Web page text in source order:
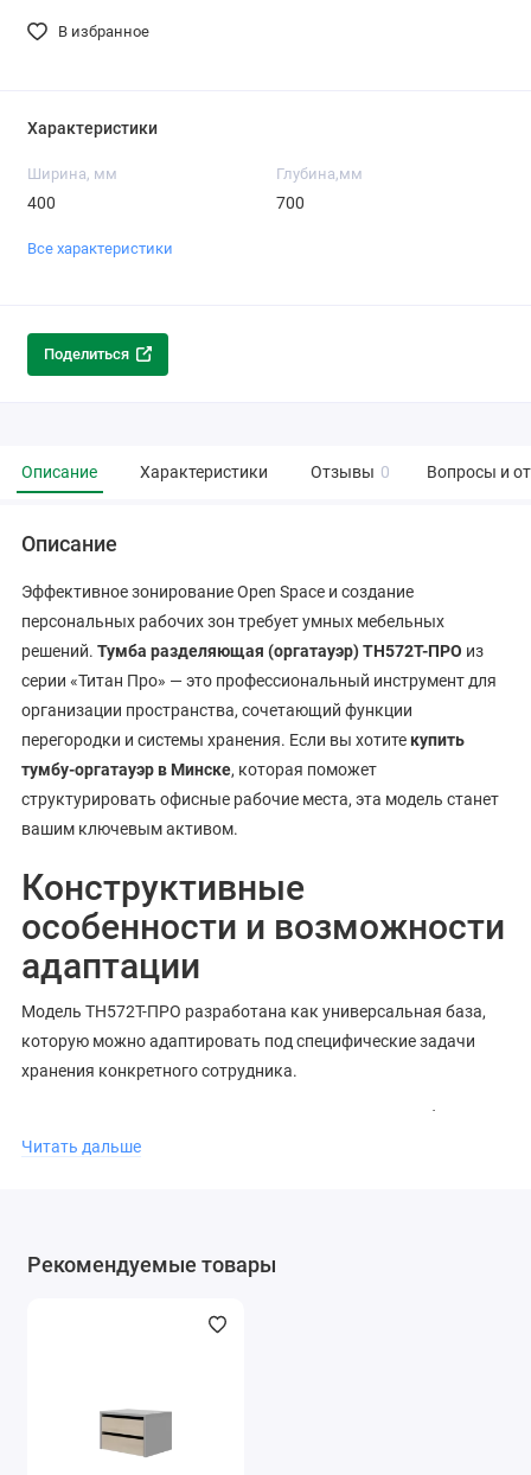
В избранное
Характеристики
Ширина, мм
400
Глубина,мм
700
Все характеристики
Поделиться
Описание Характеристики Отзывы 0 Вопросы и
Описание
Эффективное зонирование Open Space и создание
персональных рабочих зон требует умных мебельных
решений. Тумба разделяющая (оргатауэр) ТН572Т-ПРО из
серии «Титан Про» — это профессиональный инструмент для
организации пространства, сочетающий функции
перегородки и системы хранения. Если вы хотите купить
тумбу-оргатауэр в Минске, которая поможет
структурировать офисные рабочие места, эта модель станет
вашим ключевым активом.
Конструктивные
особенности и возможности
адаптации
Модель ТН572Т-ПРО разработана как универсальная база,
которую можно адаптировать под специфические задачи
хранения конкретного сотрудника.
Увеличенная глубина
тумбы (700 мм) позволяет использовать её в качестве
Материалы премиального класса:
ЛДСП толщиной 18 мм
Модульная архитектура:
комплектоваться топом ТН573К-ПРО. Для расширения
Читать дальше
Рекомендуемые товары